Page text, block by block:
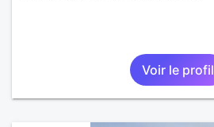
Voir le profil